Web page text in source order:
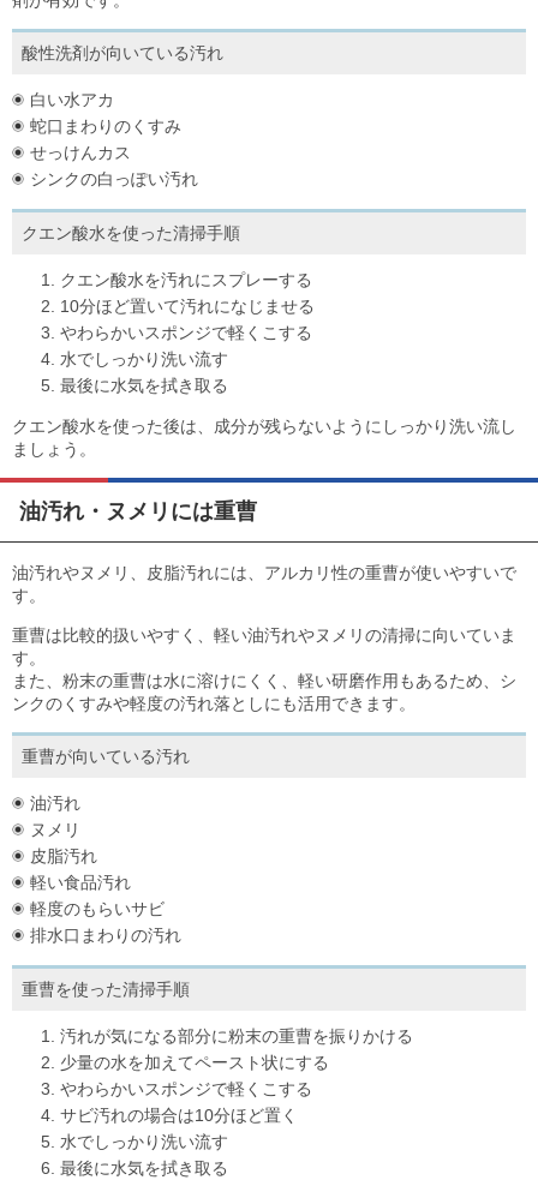
酸性洗剤が向いている汚れ
白い水アカ
蛇口まわりのくすみ
せっけんカス
シンクの白っぽい汚れ
クエン酸水を使った清掃手順
クエン酸水を汚れにスプレーする
10分ほど置いて汚れになじませる
やわらかいスポンジで軽くこする
水でしっかり洗い流す
最後に水気を拭き取る
クエン酸水を使った後は、成分が残らないようにしっかり洗い流し
ましょう。
油汚れ・ヌメリには重曹
油汚れやヌメリ、皮脂汚れには、アルカリ性の重曹が使いやすいで
す。
重曹は比較的扱いやすく、軽い油汚れやヌメリの清掃に向いていま
す。
また、粉末の重曹は水に溶けにくく、軽い研磨作用もあるため、シ
ンクのくすみや軽度の汚れ落としにも活用できます。
重曹が向いている汚れ
油汚れ
ヌメリ
皮脂汚れ
軽い食品汚れ
軽度のもらいサビ
排水口まわりの汚れ
重曹を使った清掃手順
汚れが気になる部分に粉末の重曹を振りかける
少量の水を加えてペースト状にする
やわらかいスポンジで軽くこする
サビ汚れの場合は10分ほど置く
水でしっかり洗い流す
最後に水気を拭き取る